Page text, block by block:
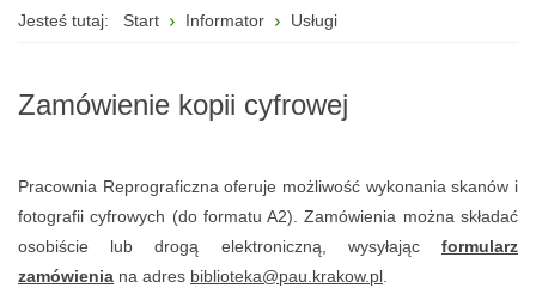
Jesteś tutaj: Start Informator Usługi
Zamówienie kopii cyfrowej
Pracownia Reprograficzna oferuje możliwość wykonania skanów i
fotografii cyfrowych (do formatu A2). Zamówienia można składać
osobiście lub drogą elektroniczną, wysyłając formularz
zamówienia na adres biblioteka@pau.krakow.pl.